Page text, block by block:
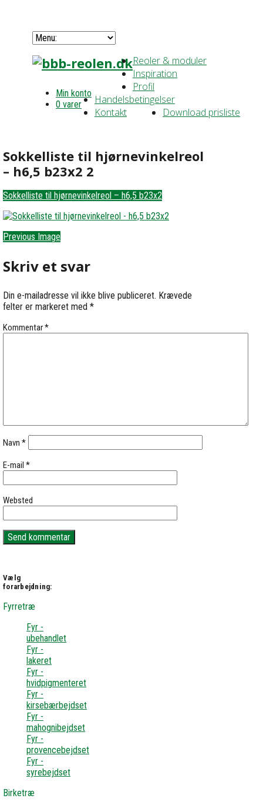
Min konto
0 varer
Reoler & moduler
Inspiration
Profil
Handelsbetingelser
Download prisliste
Kontakt
Sokkelliste til hjørnevinkelreol
– h6,5 b23x2 2
Sokkelliste til hjørnevinkelreol – h6,5 b23x2
Previous Image
Skriv et svar
Din e-mailadresse vil ikke blive publiceret. Krævede
felter er markeret med *
Kommentar*
Navn *
E-mail *
Websted
Vælg
forarbejdning:
Fyrretræ
Fyr -
ubehandlet
Fyr -
lakeret
Fyr -
hvidpigmenteret
Fyr -
kirsebærbejdset
Fyr -
mahognibejdset
Fyr -
provencebejdset
Fyr -
syrebejdset
Birketræ